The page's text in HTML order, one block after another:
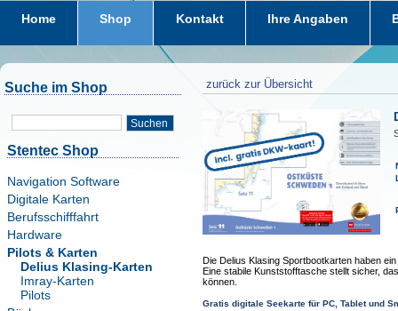
Home Shop Kontakt Ihre Angaben
Suche im Shop
Suchen
Stentec Shop
Navigation Software
Digitale Karten
Berufsschifffahrt
Hardware
Pilots & Karten
Delius Klasing-Karten
Imray-Karten
Pilots
zurück zur Übersicht
Die Delius Klasing Sportbootkarten haben
Eine stabile Kunststofftasche stellt sicher,
können.
Gratis digitale Seekarte für PC, Tablet und